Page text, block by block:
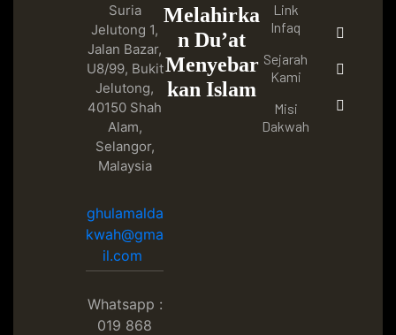
Suria
Jelutong 1,
Jalan Bazar,
U8/99, Bukit
Jelutong,
40150 Shah
Alam,
Selangor,
Malaysia
ghulamalda
kwah@gma
il.com
Whatsapp :
019 868
Melahirka
n Du’at
Menyebar
kan Islam
Link
Infaq
Sejarah
Kami
Misi
Dakwah